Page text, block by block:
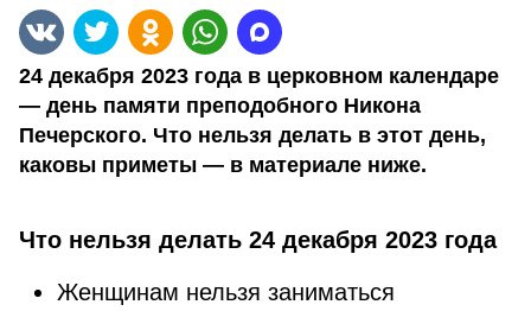
24 декабря 2023 года в церковном календаре
— день памяти преподобного Никона
Печерского. Что нельзя делать в этот день,
каковы приметы — в материале ниже.
Что нельзя делать 24 декабря 2023 года
Женщинам нельзя заниматься